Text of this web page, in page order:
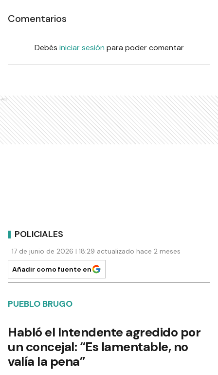
Comentarios
Debés iniciar sesión para poder comentar
Ads
POLICIALES
17 de junio de 2026 | 18:29 actualizado hace 2 meses
Añadir como fuente en
PUEBLO BRUGO
Habló el Intendente agredido por
un concejal: “Es lamentable, no
valía la pena”